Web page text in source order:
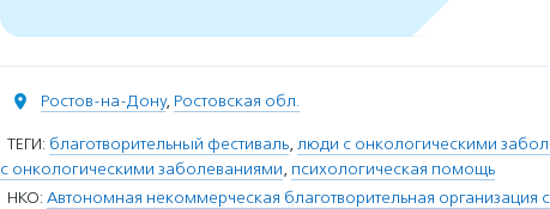
Ростов-на-Дону, Ростовская обл.
ТЕГИ: благотворительный фестиваль, люди с онкологическими
с онкологическими заболеваниями, психологическая помощь
НКО: Автономная некоммерческая благотворительная